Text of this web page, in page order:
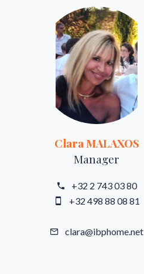
Clara MALAXOS
Manager
+32 2 743 03 80
+32 498 88 08 81
clara@ibphome.net